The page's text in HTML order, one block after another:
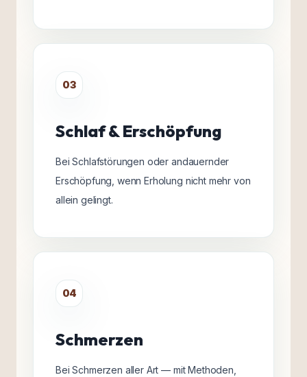
03
Schlaf & Erschöpfung
Bei Schlafstörungen oder andauernder
Erschöpfung, wenn Erholung nicht mehr von
allein gelingt.
04
Schmerzen
Bei Schmerzen aller Art — mit Methoden,